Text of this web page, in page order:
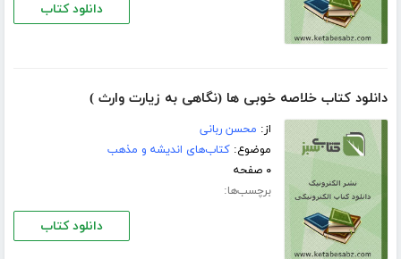
دانلود کتاب
دانلود کتاب خلاصه خوبى ها (نگاهى به زیارت وارث )
از: محسن ربانى
موضوع:کتاب‌های اندیشه و مذهب
۰ صفحه
برچسب‌ها:
دانلود کتاب